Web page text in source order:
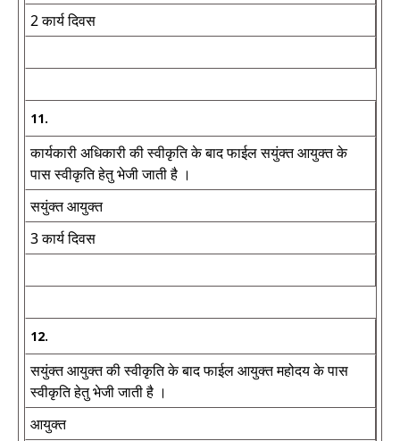
2 कार्य दिवस
11.
कार्यकारी अधिकारी की स्वीकृति के बाद फाईल सयुंक्त आयुक्त के
पास स्वीकृति हेतु भेजी जाती है ।
सयुंक्त आयुक्त
3 कार्य दिवस
12.
सयुंक्त आयुक्त की स्वीकृति के बाद फाईल आयुक्त महोदय के पास
स्वीकृति हेतु भेजी जाती है ।
आयुक्त